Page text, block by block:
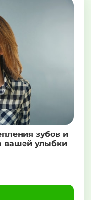
зубов и
вашей улыбки